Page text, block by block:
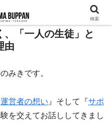
「一人の生徒」と
由
みきです。
運営者の想い 』そして『サポ
を交えてお話ししてきまし
検索